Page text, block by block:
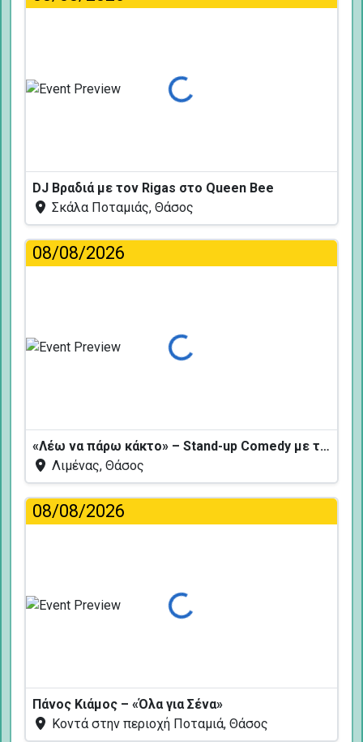
Φόρτωση...
DJ Βραδιά με τον Rigas στο Queen Bee
Σκάλα Ποταμιάς, Θάσος
08/08/2026
Φόρτωση...
«Λέω να πάρω κάκτο» – Stand-up Comedy με τον Δημήτρη Χριστοφορίδη
Λιμένας, Θάσος
08/08/2026
Φόρτωση...
Πάνος Κιάμος – «Όλα για Σένα»
Κοντά στην περιοχή Ποταμιά, Θάσος